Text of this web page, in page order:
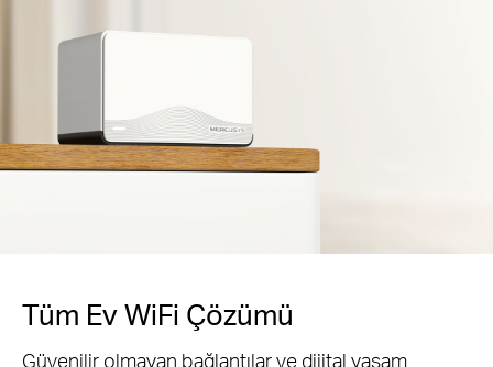
Tüm Ev WiFi Çözümü
Güvenilir olmayan bağlantılar ve dijital yaşam